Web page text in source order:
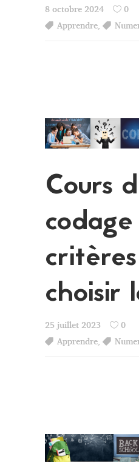
8 octobre 2024
0
Apprendre
Cours
choisir
25 juillet 2023
0
Apprendre